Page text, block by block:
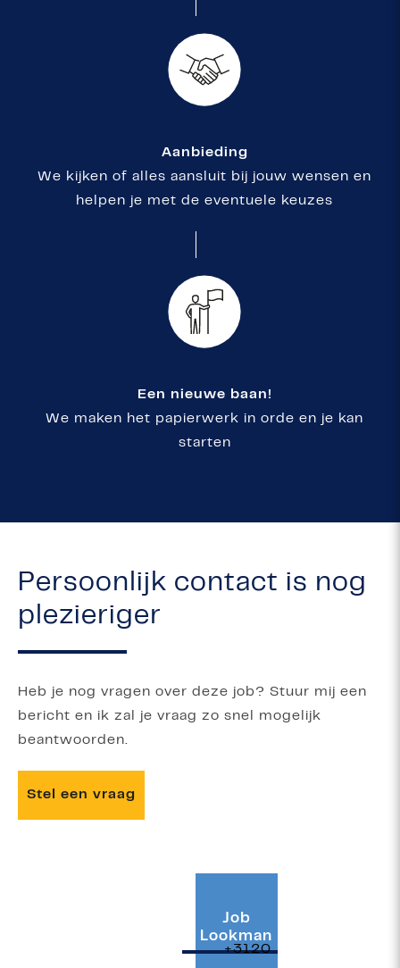
Aanbieding
We kijken of alles aansluit bij jouw wensen en
helpen je met de eventuele keuzes
Een nieuwe baan!
We maken het papierwerk in orde en je kan
starten
Persoonlijk contact is nog
plezieriger
Heb je nog vragen over deze job? Stuur mij een
bericht en ik zal je vraag zo snel mogelijk
beantwoorden.
Stel een vraag
Job
Lookman
+3120